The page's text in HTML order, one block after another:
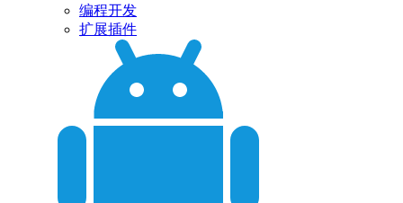
编程开发
扩展插件